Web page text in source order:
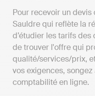
Pour recevoir un
Sauldre qui reflète la
d’étudier les tarifs
de trouver l'offre qui
qualité/services/prix,
vos exigences,
comptabilité en ligne.